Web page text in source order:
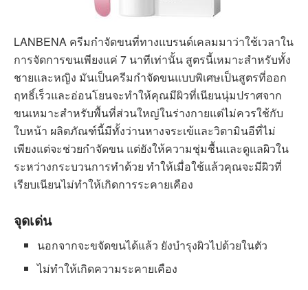
LANBENA ครีมกำจัดขนที่ทางแบรนด์เคลมมาว่าใช้เวลาใน
การจัดการขนเพียงแค่ 7 นาทีเท่านั้น สูตรนี้เหมาะสำหรับทั้ง
ชายและหญิง มันเป็นครีมกำจัดขนแบบพิเศษเป็นสูตรที่ออก
ฤทธิ์เร็วและอ่อนโยนจะทำให้คุณมีผิวที่เนียนนุ่มปราศจาก
ขนเหมาะสำหรับพื้นที่ส่วนใหญ่ในร่างกายแต่ไม่ควรใช้กับ
ใบหน้า ผลิตภัณฑ์นี้มีทั้งว่านหางจระเข้และวิตามินอีที่ไม่
เพียงแต่จะช่วยกำจัดขน แต่ยังให้ความชุ่มชื้นและดูแลผิวใน
ระหว่างกระบวนการทำด้วย ทำให้เมื่อใช้แล้วคุณจะมีผิวที่
เรียบเนียนไม่ทำให้เกิดการระคายเคือง
จุดเด่น
นอกจากจะขจัดขนได้แล้ว ยังบำรุงผิวไปด้วยในตัว
ไม่ทำให้เกิดความระคายเคือง